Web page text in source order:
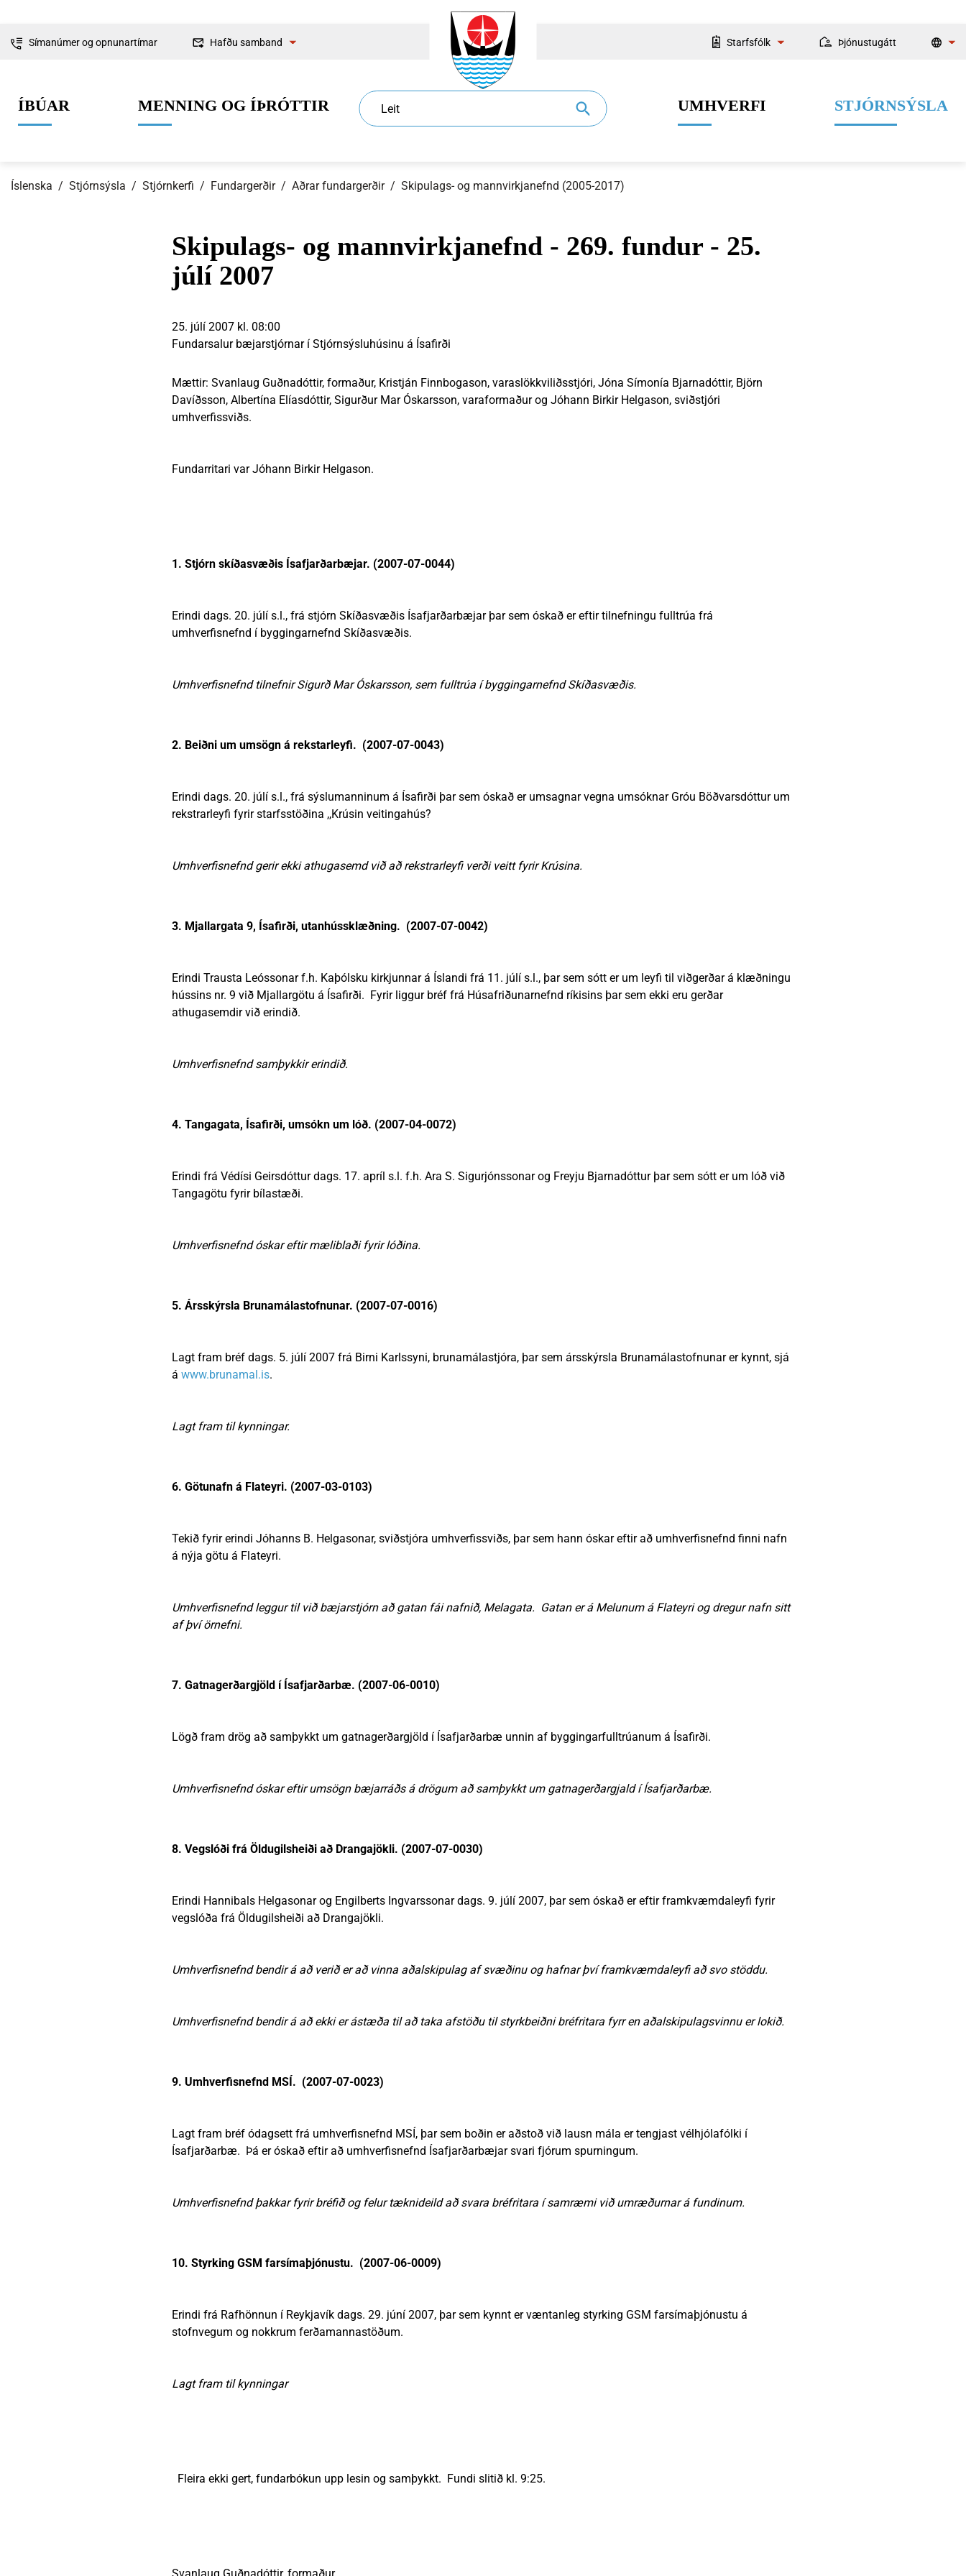
Leit
Símanúmer og opnunartímar Hafðu samband Starfsfólk Þjónustugátt
ÍBÚAR
Grunnskólaaldur Eldri borgarar Velferðarþjónusta
Nýir íbúar
MENNING OG ÍÞRÓTTIR
Íþróttir Sundlaugar Menning og listir
Ferðamaðurinn
UMHVERFI
Byggingarmál Sorphirða og -förgun Dýrahald
Samgöngur
STJÓRNSÝSLA
Stjórnkerfi Ráð og nefndir Fjármál
Svið og stofnanir
Íslenska / Stjórnsýsla / Stjórnkerfi / Fundargerðir / Aðrar fundargerðir / Skipulags- og mannvirkjanefnd (2005-2017)
Skipulags- og mannvirkjanefnd - 269. fundur - 25.
júlí 2007
25. júlí 2007 kl. 08:00
Fundarsalur bæjarstjórnar í Stjórnsýsluhúsinu á Ísafirði
Mættir: Svanlaug Guðnadóttir, formaður, Kristján Finnbogason, varaslökkviliðsstjóri, Jóna Símonía Bjarnadóttir, Björn
Davíðsson, Albertína Elíasdóttir, Sigurður Mar Óskarsson, varaformaður og Jóhann Birkir Helgason, sviðstjóri
umhverfissviðs.
Fundarritari var Jóhann Birkir Helgason.
1. Stjórn skíðasvæðis Ísafjarðarbæjar. (2007-07-0044)
Erindi dags. 20. júlí s.l., frá stjórn Skíðasvæðis Ísafjarðarbæjar þar sem óskað er eftir tilnefningu fulltrúa frá
umhverfisnefnd í byggingarnefnd Skíðasvæðis.
Umhverfisnefnd tilnefnir Sigurð Mar Óskarsson, sem fulltrúa í byggingarnefnd Skíðasvæðis.
2. Beiðni um umsögn á rekstarleyfi. (2007-07-0043)
Erindi dags. 20. júlí s.l., frá sýslumanninum á Ísafirði þar sem óskað er umsagnar vegna umsóknar Gróu Böðvarsdóttur um
rekstrarleyfi fyrir starfsstöðina ,,Krúsin veitingahús?
Umhverfisnefnd gerir ekki athugasemd við að rekstrarleyfi verði veitt fyrir Krúsina.
3. Mjallargata 9, Ísafirði, utanhússklæðning. (2007-07-0042)
Erindi Trausta Leóssonar f.h. Kaþólsku kirkjunnar á Íslandi frá 11. júlí s.l., þar sem sótt er um leyfi til viðgerðar á klæðningu
hússins nr. 9 við Mjallargötu á Ísafirði. Fyrir liggur bréf frá Húsafriðunarnefnd ríkisins þar sem ekki eru gerðar
athugasemdir við erindið.
Umhverfisnefnd samþykkir erindið.
4. Tangagata, Ísafirði, umsókn um lóð. (2007-04-0072)
Erindi frá Védísi Geirsdóttur dags. 17. apríl s.l. f.h. Ara S. Sigurjónssonar og Freyju Bjarnadóttur þar sem sótt er um lóð við
Tangagötu fyrir bílastæði.
Umhverfisnefnd óskar eftir mæliblaði fyrir lóðina.
5. Ársskýrsla Brunamálastofnunar. (2007-07-0016)
Lagt fram bréf dags. 5. júlí 2007 frá Birni Karlssyni, brunamálastjóra, þar sem ársskýrsla Brunamálastofnunar er kynnt, sjá
á www.brunamal.is.
Lagt fram til kynningar.
6. Götunafn á Flateyri. (2007-03-0103)
Tekið fyrir erindi Jóhanns B. Helgasonar, sviðstjóra umhverfissviðs, þar sem hann óskar eftir að umhverfisnefnd finni nafn
á nýja götu á Flateyri.
Umhverfisnefnd leggur til við bæjarstjórn að gatan fái nafnið, Melagata. Gatan er á Melunum á Flateyri og dregur nafn sitt
af því örnefni.
7. Gatnagerðargjöld í Ísafjarðarbæ. (2007-06-0010)
Lögð fram drög að samþykkt um gatnagerðargjöld í Ísafjarðarbæ unnin af byggingarfulltrúanum á Ísafirði.
Umhverfisnefnd óskar eftir umsögn bæjarráðs á drögum að samþykkt um gatnagerðargjald í Ísafjarðarbæ.
8. Vegslóði frá Öldugilsheiði að Drangajökli. (2007-07-0030)
Erindi Hannibals Helgasonar og Engilberts Ingvarssonar dags. 9. júlí 2007, þar sem óskað er eftir framkvæmdaleyfi fyrir
vegslóða frá Öldugilsheiði að Drangajökli.
Umhverfisnefnd bendir á að verið er að vinna aðalskipulag af svæðinu og hafnar því framkvæmdaleyfi að svo stöddu.
Umhverfisnefnd bendir á að ekki er ástæða til að taka afstöðu til styrkbeiðni bréfritara fyrr en aðalskipulagsvinnu er lokið.
9. Umhverfisnefnd MSÍ. (2007-07-0023)
Lagt fram bréf ódagsett frá umhverfisnefnd MSÍ, þar sem boðin er aðstoð við lausn mála er tengjast vélhjólafólki í
Ísafjarðarbæ. Þá er óskað eftir að umhverfisnefnd Ísafjarðarbæjar svari fjórum spurningum.
Umhverfisnefnd þakkar fyrir bréfið og felur tæknideild að svara bréfritara í samræmi við umræðurnar á fundinum.
10. Styrking GSM farsímaþjónustu. (2007-06-0009)
Erindi frá Rafhönnun í Reykjavík dags. 29. júní 2007, þar sem kynnt er væntanleg styrking GSM farsímaþjónustu á
stofnvegum og nokkrum ferðamannastöðum.
Lagt fram til kynningar
Fleira ekki gert, fundarbókun upp lesin og samþykkt. Fundi slitið kl. 9:25.